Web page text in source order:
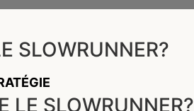
SLOWRUNNER?
LE SLOWRUNNER?